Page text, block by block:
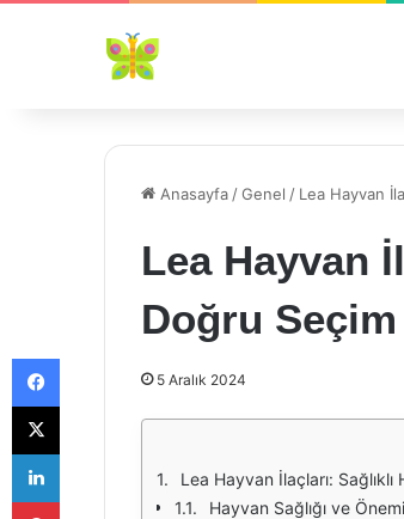
Anasayfa /Genel / Lea Hayvan
Lea Hayvan
Doğru Seçim
5 Aralık 2024
Lea Hayvan İlaçları:
Hayvan Sağlığı ve Önemi
Facebook
X
LinkedIn
Pinterest